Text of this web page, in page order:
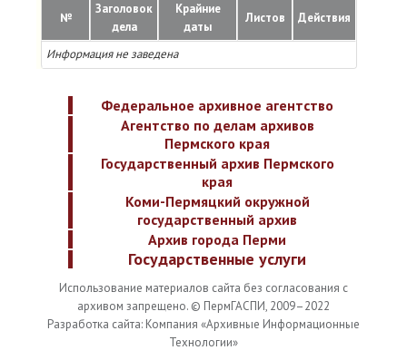
№
Заголовок
дела
Крайние
даты
Листов Действия
Информация не заведена
Федеральное архивное агентство
Агентство по делам архивов
Пермского края
Государственный архив Пермского
края
Коми-Пермяцкий окружной
государственный архив
Архив города Перми
Государственные услуги
Использование материалов сайта без согласования с
архивом запрещено. © ПермГАСПИ, 2009–2022
Разработка сайта: Компания «Архивные Информационные
Технологии»